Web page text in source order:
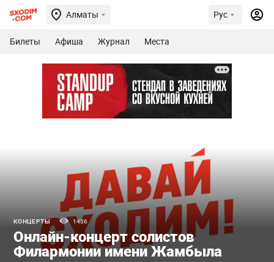
Алматы Рус
Билеты Афиша Журнал Места
КОНЦЕРТЫ 1456
Онлайн-концерт солистов
Филармонии имени Жамбыла